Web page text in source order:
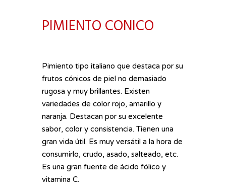
PIMIENTO CONICO
Pimiento tipo italiano que destaca por su
frutos cónicos de piel no demasiado
rugosa y muy brillantes. Existen
variedades de color rojo, amarillo y
naranja. Destacan por su excelente
sabor, color y consistencia. Tienen una
gran vida útil. Es muy versátil a la hora de
consumirlo, crudo, asado, salteado, etc.
Es una gran fuente de ácido fólico y
vitamina C.